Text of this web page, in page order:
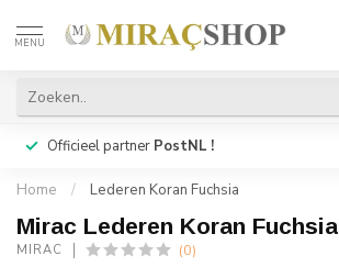
MENU
Officieel partner PostNL !
Home / Lederen Koran Fuchsia
Mirac Lederen Koran Fuchsia
MIRAC (0)